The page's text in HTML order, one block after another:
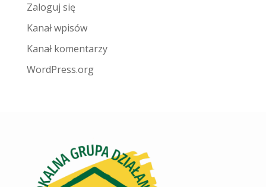
Zaloguj się
Kanał wpisów
Kanał komentarzy
WordPress.org